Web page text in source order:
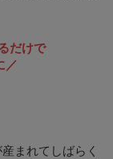
だけで
／
まれてしばらく